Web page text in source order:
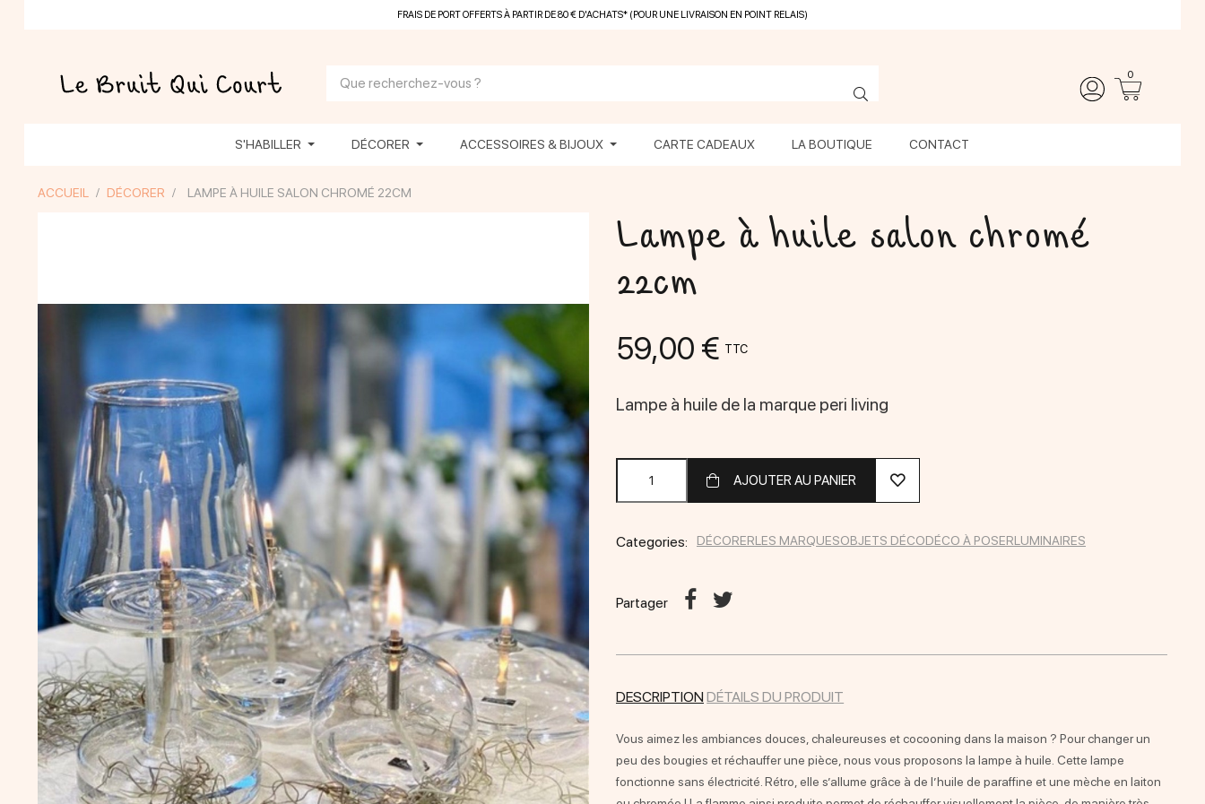
FRAIS DE PORT OFFERTS À PARTIR DE 80 € D'ACHATS* (POUR UNE LIVRAISON EN POINT RELAIS)
0
S'HABILLER DÉCORER ACCESSOIRES & BIJOUX CARTE CADEAUX LA BOUTIQUE CONTACT
ACCUEIL DÉCORER LAMPE À HUILE SALON CHROMÉ 22CM
Lampe à huile salon chromé
22cm
59,00 € TTC
Lampe à huile de la marque peri living
AJOUTER AU PANIER
Categories: DÉCORERLES MARQUESOBJETS DÉCODÉCO À POSERLUMINAIRES
Partager
DESCRIPTION DÉTAILS DU PRODUIT
Vous aimez les ambiances douces, chaleureuses et cocooning dans la maison ? Pour changer un
peu des bougies et réchauffer une pièce, nous vous proposons la lampe à huile. Cette lampe
fonctionne sans électricité. Rétro, elle s’allume grâce à de l’huile de paraffine et une mèche en laiton